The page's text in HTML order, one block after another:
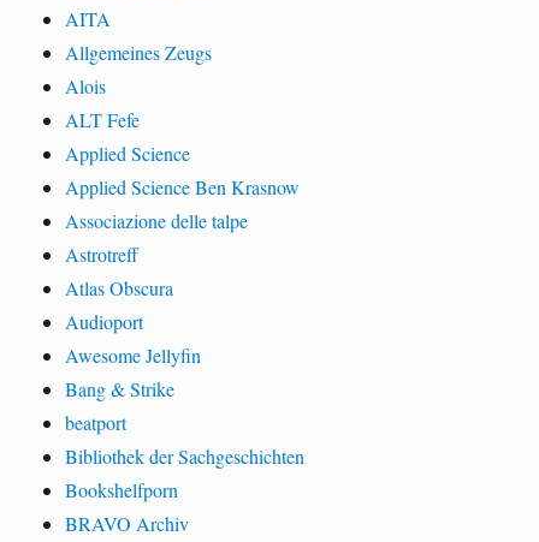
AITA
Allgemeines Zeugs
Alois
ALT Fefe
Applied Science
Applied Science Ben Krasnow
Associazione delle talpe
Astrotreff
Atlas Obscura
Audioport
Awesome Jellyfin
Bang & Strike
beatport
Bibliothek der Sachgeschichten
Bookshelfporn
BRAVO Archiv